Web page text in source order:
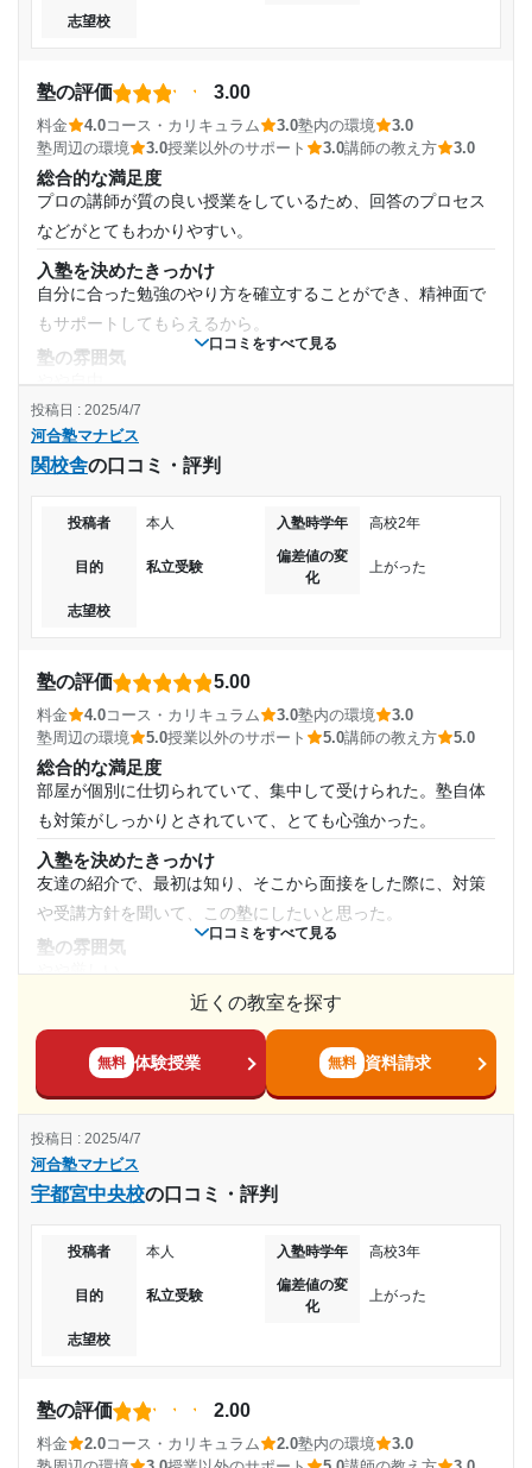
受講コース
通年
通塾頻度
週5日以上
2時間～3時間未満
月額料金
20,001円〜30,000円
目的の達成度
達成
かったです。
志望校と合格状況
第一志望校：
第二志望校：合格
河合塾マナビス 宇都宮中央校の口コミをもっと見る
整ったかんきょうでした！図書館が少しうるさいと感じるな
塾周辺の環境
まわりのひとが同じ熱量で勉強できたのがじぶんの成長につ
ながりました！集中できました
授業以外のサポート
(相談・面談、家庭学習のサポート、授業以外のコミュニケーション等)
不安なところや自分の今の勉強の仕方などを一緒に見てくれ
て相談にのってくれました！
利用詳細
通塾期間
入塾時の学年
高校3年
受講コース
1日あたりの授業時間
3時間～4時間未満
月額料金
10,001円〜20,000円
達成
目的の達成理由
目標としていた前期の国公立大学に、前期で合格するこ
とができました！勉強週間もつけることができました
河合塾マナビス 小山駅東校の口コミをもっと見る
口コミをすべて見る
志望校
塾の評価 3.00
料金 4.0コース・カリキュラム 3.0塾内の環境
3.0
塾周辺の環境
3.0授業以外のサポート 3.0講師の教え方 3.0
総合的な満足度
プロの講師が質の良い授業をしているため、回答のプロセス
などがとてもわかりやすい。
入塾を決めたきっかけ
自分に合った勉強のやり方を確立することができ、精神面で
もサポートしてもらえるから。
塾の雰囲気
料金
冬期講習や夏期講習というものがないため月あたりの値段で
考えると非常に経済的な料金であると評価できる。
苦手な科目の点数だけでなく、得意な科目の点数も上がるよ
うになり、本質を理解できるようになった。
分からないところの質問の回答がとてもわかりやすいためす
塾内の環境
常に心地の良い室温で外の気温にとらわれることなく、勉強
に集中出来る空調システムがある。
塾周辺の環境
静かな自習室があり効率よく勉強を進めることが出来るだけ
でなく、受験生を 安心させるような休憩室がある。
授業以外のサポート
(相談・面談、家庭学習のサポート、授業以外のコミュニケーション等)
併願の仕方など勉強面意外のサポートもしてくれるため、出
願のミスや滑り止めの確保ができる。
利用詳細
2024年2月〜2025年3月(1年2ヶ月)
入塾時の学年
高校2年
受講コース
通年
1日あたりの授業時間
口コミをすべて見る
河合塾マナビス
関校舎の口コミ・評判
投稿日 : 2025/4/7
投稿者 本人 入塾時学年 高校2年
目的 私立受験
偏差値の変
化
上がった
志望校
塾の評価 5.00
料金 4.0コース・カリキュラム 3.0塾内の環境
3.0
塾周辺の環境
5.0授業以外のサポート 5.0講師の教え方 5.0
総合的な満足度
部屋が個別に仕切られていて、集中して受けられた。塾自体
も対策がしっかりとされていて、とても心強かった。
入塾を決めたきっかけ
友達の紹介で、最初は知り、そこから面接をした際に、対策
や受講方針を聞いて、この塾にしたいと思った。
塾の雰囲気
適性な金額で良いと思った。もう少し安くしてくれると、お
財布にも安いた感じた。だが、クーポンがあったり割引があ
ったり、ありがたかった。
自分の適性なコースにしてくれて、授業もわかりやすかっ
た。細かい説明やミスをしやすいところなどわかりやすく解
説、対策をしてくれてよかった。
わかりやすく、生徒に寄り添ってくれた。他にも定期的に面
談があり、生徒の進捗状況を把握してくれた。
設備は整っていて、過去問も沢山揃っていて、とても助かっ
塾周辺の環境
静かな環境で、とても集中しやすかった。校舎も常にきれい
にしていてとても快適だった。
近くの教室を探す
無料 体験授業 無料 資料請求
河合塾マナビス
宇都宮中央校の口コミ・評判
投稿日 : 2025/4/7
投稿者 本人 入塾時学年 高校3年
目的 私立受験
偏差値の変
化
上がった
志望校
塾の評価 2.00
料金 2.0コース・カリキュラム 2.0塾内の環境
3.0